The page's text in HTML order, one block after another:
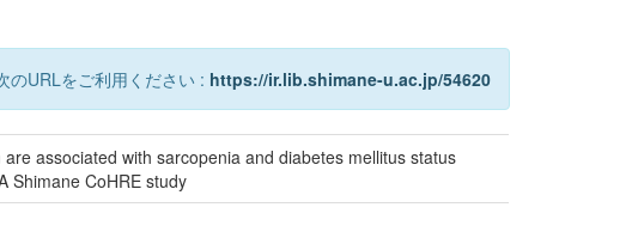
のURLをご利用ください : https://ir.lib.shimane-u.ac.jp/54620
associated with sarcopenia and diabetes mellitus status
Shimane CoHRE study